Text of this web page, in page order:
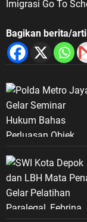
Imigrasi Go To
Bagikan berita/